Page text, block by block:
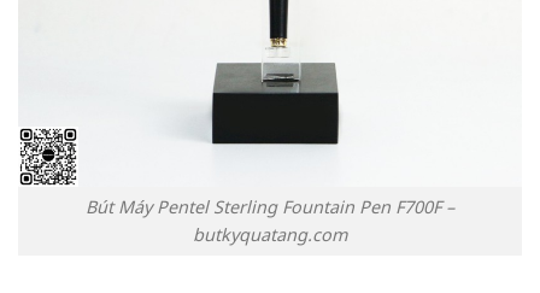
Bút Máy Pentel Sterling Fountain Pen F700F –
butkyquatang.com